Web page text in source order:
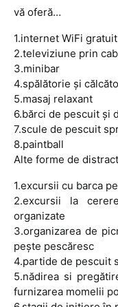
vă oferă…
1.internet WiFi gratuit
2.televiziune prin
3.minibar
4.spălătorie şi
5.masaj relaxant
6.bărci de pescuit şi
7.scule de pescuit
8.paintball
Alte forme de
1.excursii cu barca
2.excursii la
organizate
3.organizarea de
peşte pescăresc
4.partide de pescuit
5.nădirea si
furnizarea momelii